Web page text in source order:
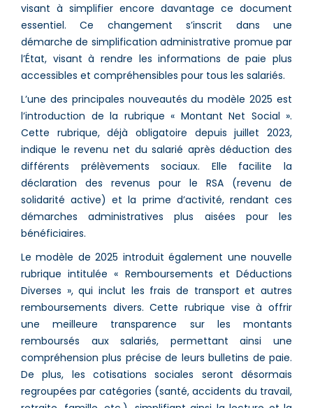
visant à simplifier encore davantage ce document
essentiel. Ce changement s’inscrit dans une
démarche de simplification administrative promue par
l’État, visant à rendre les informations de paie plus
accessibles et compréhensibles pour tous les salariés.
L’une des principales nouveautés du modèle 2025 est
l’introduction de la rubrique « Montant Net Social ».
Cette rubrique, déjà obligatoire depuis juillet 2023,
indique le revenu net du salarié après déduction des
différents prélèvements sociaux. Elle facilite la
déclaration des revenus pour le RSA (revenu de
solidarité active) et la prime d’activité, rendant ces
démarches administratives plus aisées pour les
bénéficiaires​.
Le modèle de 2025 introduit également une nouvelle
rubrique intitulée « Remboursements et Déductions
Diverses », qui inclut les frais de transport et autres
remboursements divers. Cette rubrique vise à offrir
une meilleure transparence sur les montants
remboursés aux salariés, permettant ainsi une
compréhension plus précise de leurs bulletins de paie​​.
De plus, les cotisations sociales seront désormais
regroupées par catégories (santé, accidents du travail,